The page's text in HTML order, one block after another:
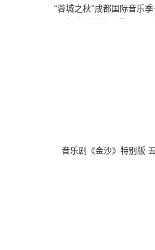
“蓉城之秋”成都国际音乐
音乐剧《金沙》特别版